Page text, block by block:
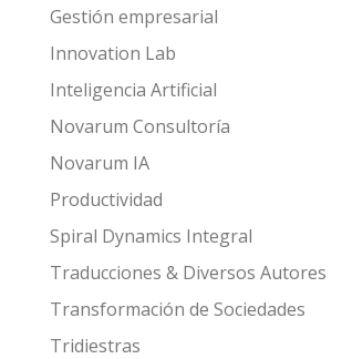
Gestión empresarial
Innovation Lab
Inteligencia Artificial
Novarum Consultoría
Novarum IA
Productividad
Spiral Dynamics Integral
Traducciones & Diversos Autores
Transformación de Sociedades
Tridiestras